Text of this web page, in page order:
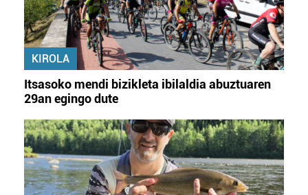
KIROLA
Itsasoko mendi bizikleta ibilaldia abuztuaren
29an egingo dute